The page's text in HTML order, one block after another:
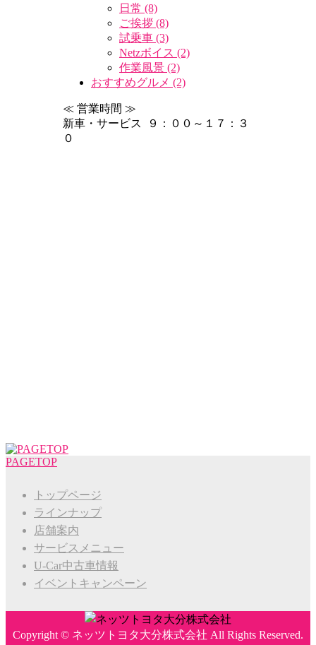
日常 (8)
ご挨拶 (8)
試乗車 (3)
Netzボイス (2)
作業風景 (2)
おすすめグルメ (2)
≪ 営業時間 ≫
新車・サービス ９：００～１７：３
０
PAGETOP
トップページ
ラインナップ
店舗案内
サービスメニュー
U-Car中古車情報
イベントキャンペーン
Copyright © ネッツトヨタ大分株式会社 All Rights Reserved.